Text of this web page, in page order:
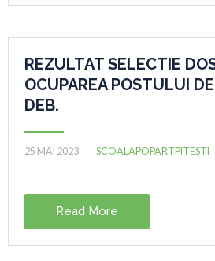
REZULTAT SELECTIE
OCUPAREA POSTULUI
DEB.
25 MAI 2023 SCOALAPOPARTPITESTI
Read More